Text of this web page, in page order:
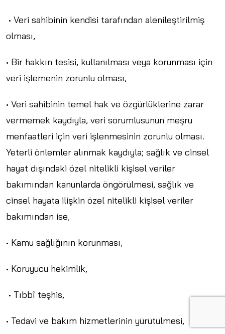
• Veri sahibinin kendisi tarafından alenileştirilmiş
olması,
• Bir hakkın tesisi, kullanılması veya korunması için
veri işlemenin zorunlu olması,
• Veri sahibinin temel hak ve özgürlüklerine zarar
vermemek kaydıyla, veri sorumlusunun meşru
menfaatleri için veri işlenmesinin zorunlu olması.
Yeterli önlemler alınmak kaydıyla; sağlık ve cinsel
hayat dışındaki özel nitelikli kişisel veriler
bakımından kanunlarda öngörülmesi, sağlık ve
cinsel hayata ilişkin özel nitelikli kişisel veriler
bakımından ise,
• Kamu sağlığının korunması,
• Koruyucu hekimlik,
• Tıbbî teşhis,
• Tedavi ve bakım hizmetlerinin yürütülmesi,